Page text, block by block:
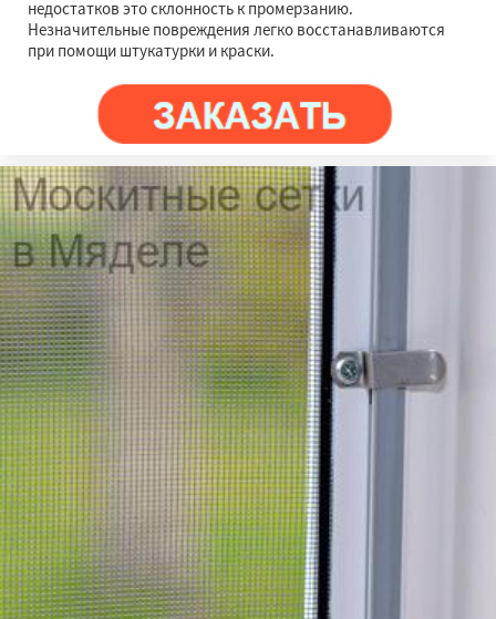
недостатков это склонность к промерзанию.
Незначительные повреждения легко восстанавливаются
при помощи штукатурки и краски.